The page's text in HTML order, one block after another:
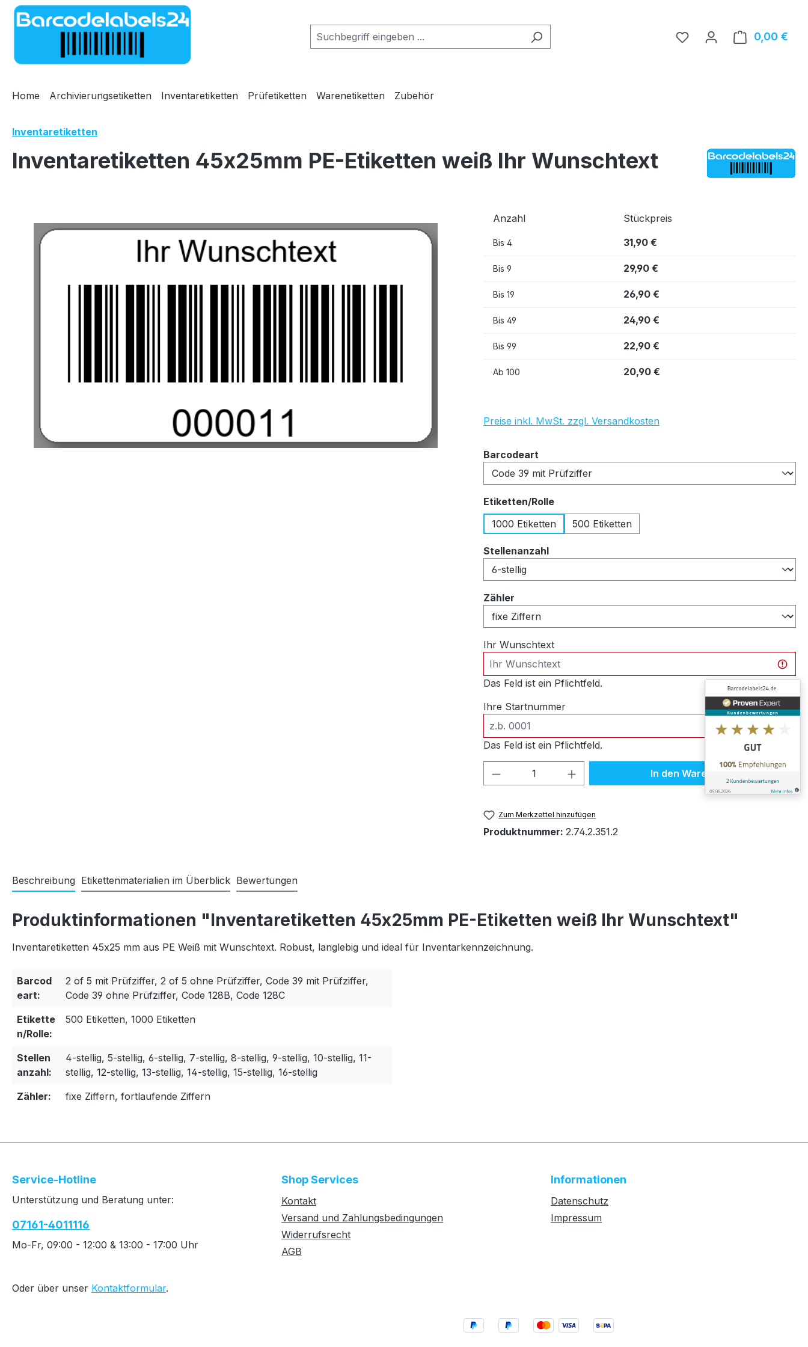
Hauptinhalt springen
Zur Suche springen
Zur Hauptnavigation springen
0,00 €
Home Archivierungsetiketten Inventaretiketten Prüfetiketten Warenetiketten Zubehör
Inventaretiketten
Inventaretiketten 45x25mm PE-Etiketten weiß Ihr Wunschtext
Anzahl Stückpreis
Bis 4 31,90 €
Bis 9 29,90 €
Bis 19 26,90 €
Bis 49 24,90 €
Bis 99 22,90 €
Ab 100 20,90 €
Preise inkl. MwSt. zzgl. Versandkosten
Barcodeart
Etiketten/Rolleauswählen
1000 Etiketten
500 Etiketten
Stellenanzahlauswählen
Zähler
Ihr Wunschtext
Das Feld ist ein Pflichtfeld.
Ihre Startnummer
Das Feld ist ein Pflichtfeld.
Produkt Anzahl: Gib den gewünschten Wert
In den Warenkorb
Zum Merkzettel hinzufügen
Produktnummer: 2.74.2.351.2
Beschreibung Etikettenmaterialien im Überblick Bewertungen
Produktinformationen "Inventaretiketten 45x25mm PE-Etiketten weiß Ihr Wunschtext"
Inventaretiketten 45x25 mm aus PE Weiß mit Wunschtext. Robust, langlebig und ideal für Inventarkennzeichnung.
Barcod
eart:
2 of 5 mit Prüfziffer, 2 of 5 ohne Prüfziffer, Code 39 mit Prüfziffer,
Code 39 ohne Prüfziffer, Code 128B, Code 128C
Etikette
n/Rolle:
500 Etiketten, 1000 Etiketten
Stellen
anzahl:
4-stellig, 5-stellig, 6-stellig, 7-stellig, 8-stellig, 9-stellig, 10-stellig, 11-
stellig, 12-stellig, 13-stellig, 14-stellig, 15-stellig, 16-stellig
Zähler:
fixe Ziffern, fortlaufende Ziffern
Service-Hotline
Unterstützung und Beratung unter:
07161-4011116
Mo-Fr, 09:00 - 12:00 & 13:00 - 17:00 Uhr
Oder über unser Kontaktformular.
Shop Services
Kontakt
Versand und Zahlungsbedingungen
Widerrufsrecht
AGB
Informationen
Datenschutz
Impressum